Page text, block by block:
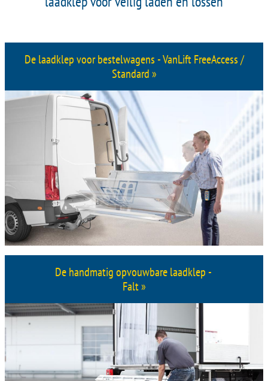
De laadklep voor bestelwagens - VanLift FreeAccess /
Standard »
De handmatig opvouwbare laadklep -
Falt »